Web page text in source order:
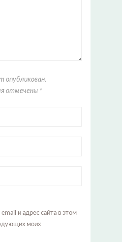
опубликован.
отмечены *
и адрес сайта в этом
моих